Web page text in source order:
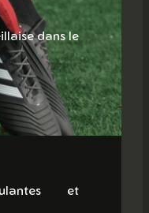
dans le
et